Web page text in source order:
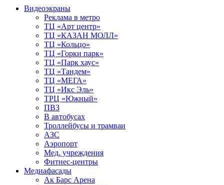
Видеоэкраны
Реклама в метро
ТЦ «Арт центр»
ТЦ «КАЗАН МОЛЛ»
ТЦ «Кольцо»
ТЦ «Горки парк»
ТЦ «Парк хаус»
ТЦ «Тандем»
ТЦ «МЕГА»
ТЦ «Икс Эль»
ТРЦ «Южный»
ПВЗ
В автобусах
Троллейбусы и трамваи
АЗС
Аэропорт
Мед. учреждения
Фитнес-центры
Медиафасады
Ак Барс Арена